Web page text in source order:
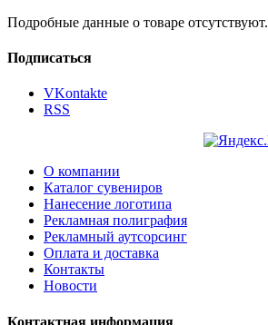
Подробные данные о товаре отсутствуют.
Подписаться
VKontakte
RSS
О компании
Каталог сувениров
Нанесение логотипа
Рекламная полиграфия
Рекламный аутсорсинг
Оплата и доставка
Контакты
Новости
Контактная информация